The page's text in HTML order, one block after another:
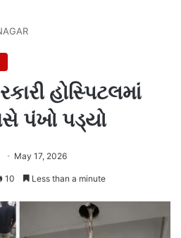
હોસ્પિટલમાં
પંખો પડ્યો
May 17, 2026
10 Less than a minute